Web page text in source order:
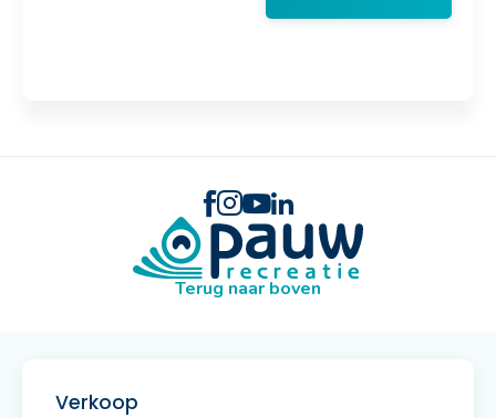
Terug naar boven
Verkoop